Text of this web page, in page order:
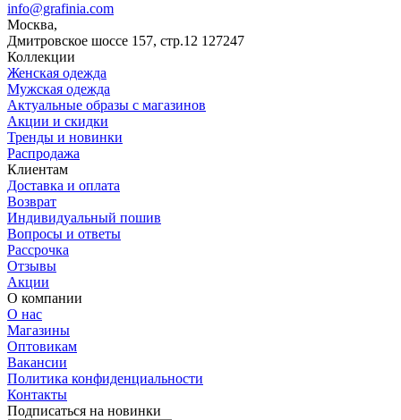
info@grafinia.com
Москва,
Дмитровское шоссе 157, стр.12 127247
Коллекции
Женская одежда
Мужская одежда
Актуальные образы с магазинов
Акции и скидки
Тренды и новинки
Распродажа
Клиентам
Доставка и оплата
Возврат
Индивидуальный пошив
Вопросы и ответы
Рассрочка
Отзывы
Акции
О компании
О нас
Магазины
Оптовикам
Вакансии
Политика конфиденциальности
Контакты
Подписаться на новинки